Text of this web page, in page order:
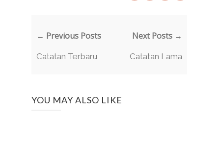
← Previous Posts
Catatan Terbaru
Next Posts →
Catatan Lama
YOU MAY ALSO LIKE